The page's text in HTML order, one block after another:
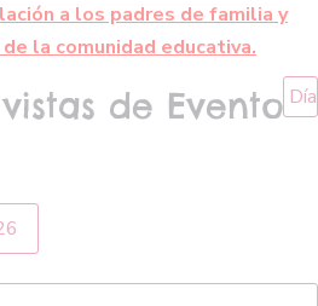
a los padres de familia y
la comunidad educativa.
de Evento Día